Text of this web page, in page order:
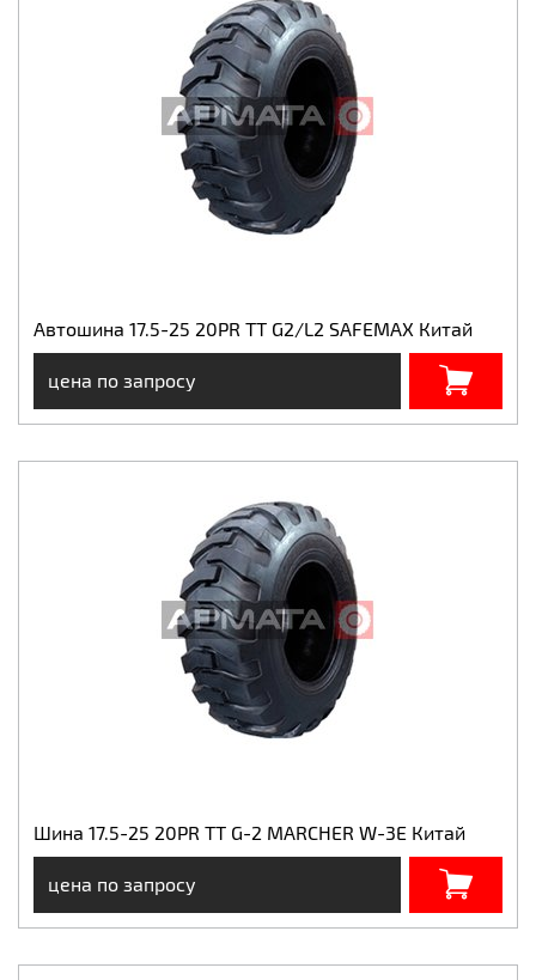
Автошина 17.5-25 20PR TT G2/L2 SAFEMAX Китай
цена по запросу
Шина 17.5-25 20PR TT G-2 MARCHER W-3E Китай
цена по запросу